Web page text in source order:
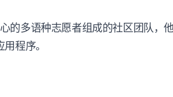
的多语种志愿者组成的社区团队，
程序。